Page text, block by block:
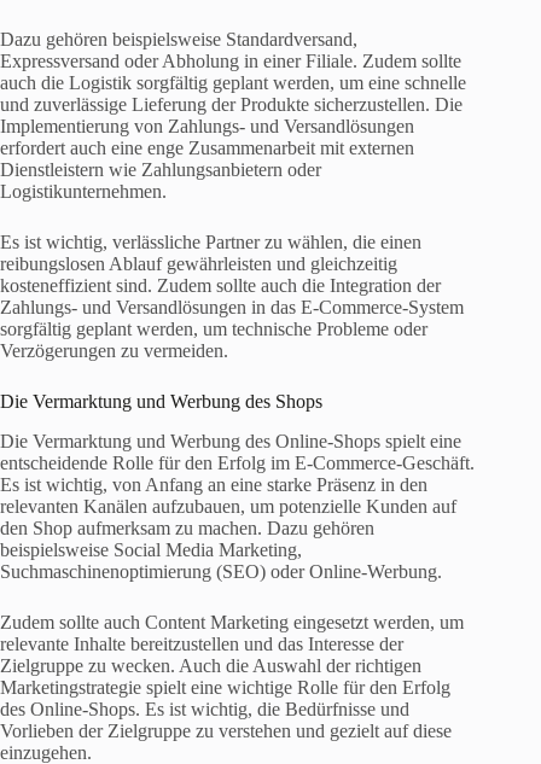
Dazu gehören beispielsweise Standardversand,
Expressversand oder Abholung in einer Filiale. Zudem sollte
auch die Logistik sorgfältig geplant werden, um eine schnelle
und zuverlässige Lieferung der Produkte sicherzustellen. Die
Implementierung von Zahlungs- und Versandlösungen
erfordert auch eine enge Zusammenarbeit mit externen
Dienstleistern wie Zahlungsanbietern oder
Logistikunternehmen.
Es ist wichtig, verlässliche Partner zu wählen, die einen
reibungslosen Ablauf gewährleisten und gleichzeitig
kosteneffizient sind. Zudem sollte auch die Integration der
Zahlungs- und Versandlösungen in das E-Commerce-System
sorgfältig geplant werden, um technische Probleme oder
Verzögerungen zu vermeiden.
Die Vermarktung und Werbung des Shops
Die Vermarktung und Werbung des Online-Shops spielt eine
entscheidende Rolle für den Erfolg im E-Commerce-Geschäft.
Es ist wichtig, von Anfang an eine starke Präsenz in den
relevanten Kanälen aufzubauen, um potenzielle Kunden auf
den Shop aufmerksam zu machen. Dazu gehören
beispielsweise Social Media Marketing,
Suchmaschinenoptimierung (SEO) oder Online-Werbung.
Zudem sollte auch Content Marketing eingesetzt werden, um
relevante Inhalte bereitzustellen und das Interesse der
Zielgruppe zu wecken. Auch die Auswahl der richtigen
Marketingstrategie spielt eine wichtige Rolle für den Erfolg
des Online-Shops. Es ist wichtig, die Bedürfnisse und
Vorlieben der Zielgruppe zu verstehen und gezielt auf diese
einzugehen.